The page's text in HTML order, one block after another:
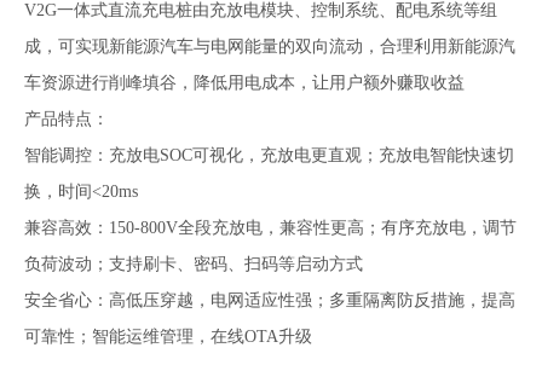
V2G一体式直流充电桩由充放电模块、控制系统、配电系统等组
成，可实现新能源汽车与电网能量的双向流动，合理利用新能源汽
车资源进行削峰填谷，降低用电成本，让用户额外赚取收益
产品特点：
智能调控：充放电SOC可视化，充放电更直观；充放电智能快速切
换，时间<20ms
兼容高效：150-800V全段充放电，兼容性更高；有序充放电，调节
负荷波动；支持刷卡、密码、扫码等启动方式
安全省心：高低压穿越，电网适应性强；多重隔离防反措施，提高
可靠性；智能运维管理，在线OTA升级